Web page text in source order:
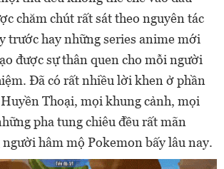
chăm chút rất sát theo nguyên tác
trước hay những series anime mới
được sự thân quen cho mỗi người
Đã có rất nhiều lời khen ở phần
Huyền Thoại, mọi khung cảnh, mọi
pha tung chiêu đều rất mãn
hâm mộ Pokemon bấy lâu nay.